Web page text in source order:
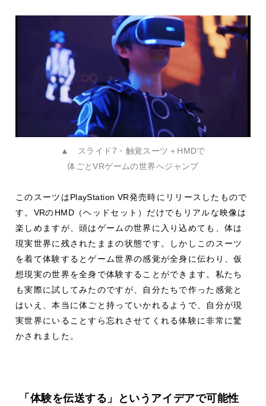
▲ スライド7・触覚スーツ＋HMDで
体ごとVRゲームの世界へジャンプ
このスーツはPlayStation VR発売時にリリースしたもので
す。 VRのHMD （ヘッドセット）だけでもリアルな映像は
楽しめますが、頭はゲームの世界に入り込めても、体は
現実世界に残されたままの状態です。しかしこのスーツ
を着て体験するとゲーム世界の感覚が全身に伝わり、仮
想現実の世界を全身で体験することができます。私たち
も実際に試してみたのですが、自分たちで作った感覚と
はいえ、本当に体ごと持っていかれるようで、自分が現
実世界にいることすら忘れさせてくれる体験に非常に驚
かされました。
「体験を伝送する」というアイデアで可能性